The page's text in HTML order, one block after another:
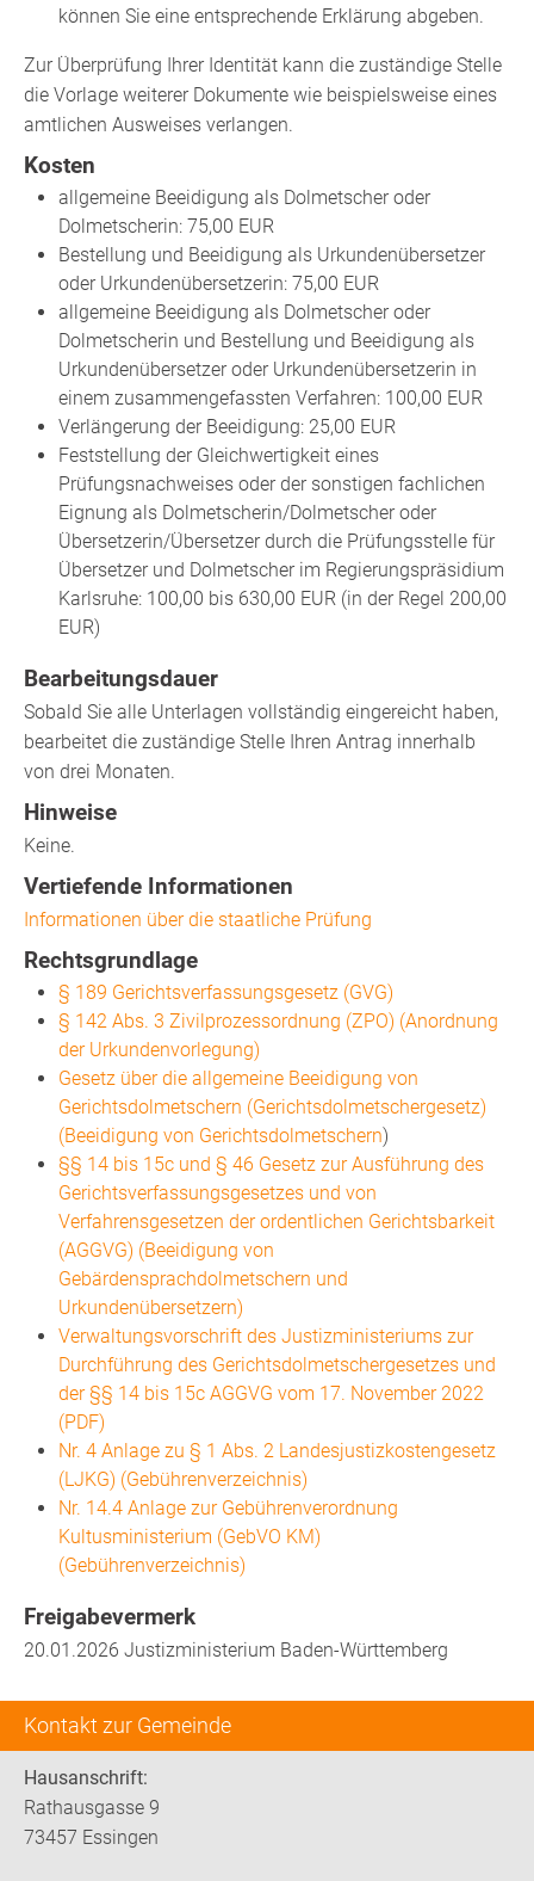
Kontakt zur Gemeinde
Hausanschrift:
Rathausgasse 9
73457 Essingen
können Sie eine entsprechende Erklärung abgeben.
Zur Überprüfung Ihrer Identität kann die zuständige Stelle
die Vorlage weiterer Dokumente wie beispielsweise eines
amtlichen Ausweises verlangen.
Kosten
allgemeine Beeidigung als Dolmetscher oder
Dolmetscherin: 75,00 EUR
Bestellung und Beeidigung als Urkundenübersetzer
oder Urkundenübersetzerin: 75,00 EUR
allgemeine Beeidigung als Dolmetscher oder
Dolmetscherin und Bestellung und Beeidigung als
Urkundenübersetzer oder Urkundenübersetzerin in
einem zusammengefassten Verfahren: 100,00 EUR
Verlängerung der Beeidigung: 25,00 EUR
Feststellung der Gleichwertigkeit eines
Prüfungsnachweises oder der sonstigen fachlichen
Eignung als Dolmetscherin/Dolmetscher oder
Übersetzerin/Übersetzer durch die Prüfungsstelle für
Übersetzer und Dolmetscher im Regierungspräsidium
Karlsruhe: 100,00 bis 630,00 EUR (in der Regel 200,00
EUR)
Bearbeitungsdauer
Sobald Sie alle Unterlagen vollständig eingereicht haben,
bearbeitet die zuständige Stelle Ihren Antrag innerhalb
von drei Monaten.
Hinweise
Keine.
Vertiefende Informationen
Informationen über die staatliche Prüfung
Rechtsgrundlage
§ 189 Gerichtsverfassungsgesetz (GVG)
§ 142 Abs. 3 Zivilprozessordnung (ZPO) (Anordnung
der Urkundenvorlegung)
Gesetz über die allgemeine Beeidigung von
Gerichtsdolmetschern (Gerichtsdolmetschergesetz)
(Beeidigung von Gerichtsdolmetschern)
§§ 14 bis 15c und § 46 Gesetz zur Ausführung des
Gerichtsverfassungsgesetzes und von
Verfahrensgesetzen der ordentlichen Gerichtsbarkeit
(AGGVG) (Beeidigung von
Gebärdensprachdolmetschern und
Urkundenübersetzern)
Verwaltungsvorschrift des Justizministeriums zur
Durchführung des Gerichtsdolmetschergesetzes und
der §§ 14 bis 15c AGGVG vom 17. November 2022
(PDF)
Nr. 4 Anlage zu § 1 Abs. 2 Landesjustizkostengesetz
(LJKG) (Gebührenverzeichnis)
Nr. 14.4 Anlage zur Gebührenverordnung
Kultusministerium (GebVO KM)
(Gebührenverzeichnis)
Freigabevermerk
20.01.2026 Justizministerium Baden-Württemberg